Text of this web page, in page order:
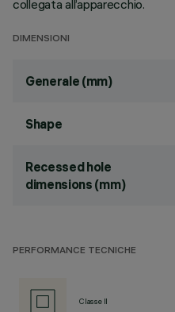
collegata all’apparecchio.
DIMENSIONI
Generale (mm)
Shape
Recessed hole
dimensions (mm)
PERFORMANCE TECNICHE
Classe II